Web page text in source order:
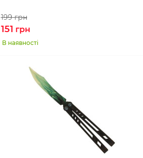
199грн
151 грн
В наявності